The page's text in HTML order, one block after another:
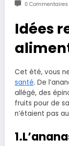
0 Commentaires
Idées
Cet été, vous
santé. De
allégé, des
fruits pour de
n’étaient pas